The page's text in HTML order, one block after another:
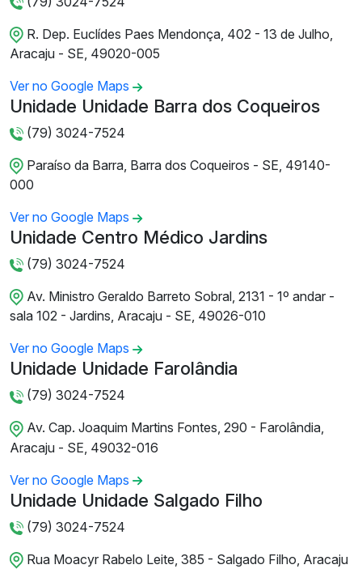
R. Dep. Euclídes Paes Mendonça, 402 - 13 de Julho,
Aracaju - SE, 49020-005
Ver no Google Maps
Unidade Unidade Barra dos Coqueiros
(79) 3024-7524
Paraíso da Barra, Barra dos Coqueiros - SE, 49140-
000
Ver no Google Maps
Unidade Centro Médico Jardins
(79) 3024-7524
Av. Ministro Geraldo Barreto Sobral, 2131 - 1º andar -
sala 102 - Jardins, Aracaju - SE, 49026-010
Ver no Google Maps
Unidade Unidade Farolândia
(79) 3024-7524
Av. Cap. Joaquim Martins Fontes, 290 - Farolândia,
Aracaju - SE, 49032-016
Ver no Google Maps
Unidade Unidade Salgado Filho
(79) 3024-7524
Rua Moacyr Rabelo Leite, 385 - Salgado Filho, Aracaju